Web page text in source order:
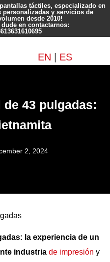
táctiles, especializado en
y servicios de
desde 2010!
en contactarnos:
EN ES
43 pulgadas:
2, 2024
la experiencia de un
industria de impresión y